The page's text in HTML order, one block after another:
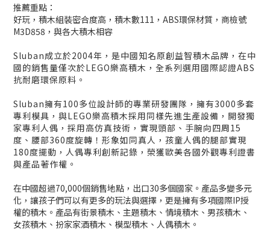
推薦重點：
好玩，積木組裝密合度高，積木數111，ABS環保材質，商檢號
M3D858，與各大積木相容
Sluban成立於2004年，是中國知名原創益智積木品牌，在中
國的銷售量僅次於LEGO樂高積木，全系列選用國際認證ABS
抗耐磨環保原料。
Sluban擁有100多位設計師的專業研發團隊，擁有3000多套
專利模具，與LEGO樂高積木採用同樣先進生產設備，開發獨
家專利人偶，採用高仿真技術，實現頭部、手腕向四周15
度、腰部360度旋轉！形象如同真人，孩童人偶的腿部實現
180度擺動，人偶專利創新記錄，榮獲歐美各國外觀專利證書
與產品著作權。
在中國超過70,000個銷售地點，出口30多個國家。產品多變多元
化，讓孩子們可以有更多的玩法與選擇，更是擁有多項國際IP授
權的積木。產品有街景積木、主題積木、情境積木、男孩積木、
女孩積木、扮家家酒積木、模型積木、人偶積木。